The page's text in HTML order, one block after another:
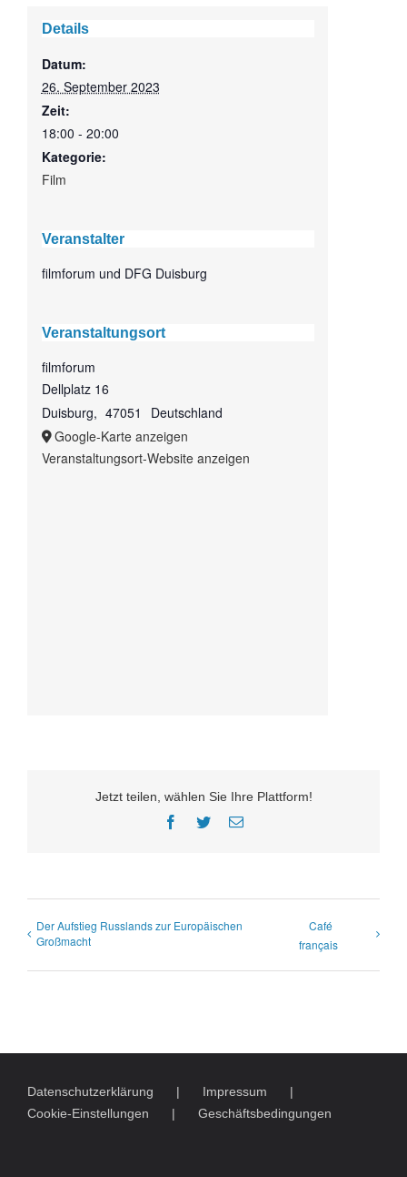
Details
Datum:
26. September 2023
Zeit:
18:00 - 20:00
Kategorie:
Film
Veranstalter
filmforum und DFG Duisburg
Veranstaltungsort
filmforum
Dellplatz 16
Duisburg, 47051
Deutschland
Google-Karte anzeigen
Veranstaltungsort-Website anzeigen
Jetzt teilen, wählen Sie Ihre Plattform!
Facebook
TwitterE-
Der Aufstieg Russlands zur Europäischen
Großmacht
Café
français
Datenschutzerklärung
Impressum
Cookie-Einstellungen
Geschäftsbedingungen